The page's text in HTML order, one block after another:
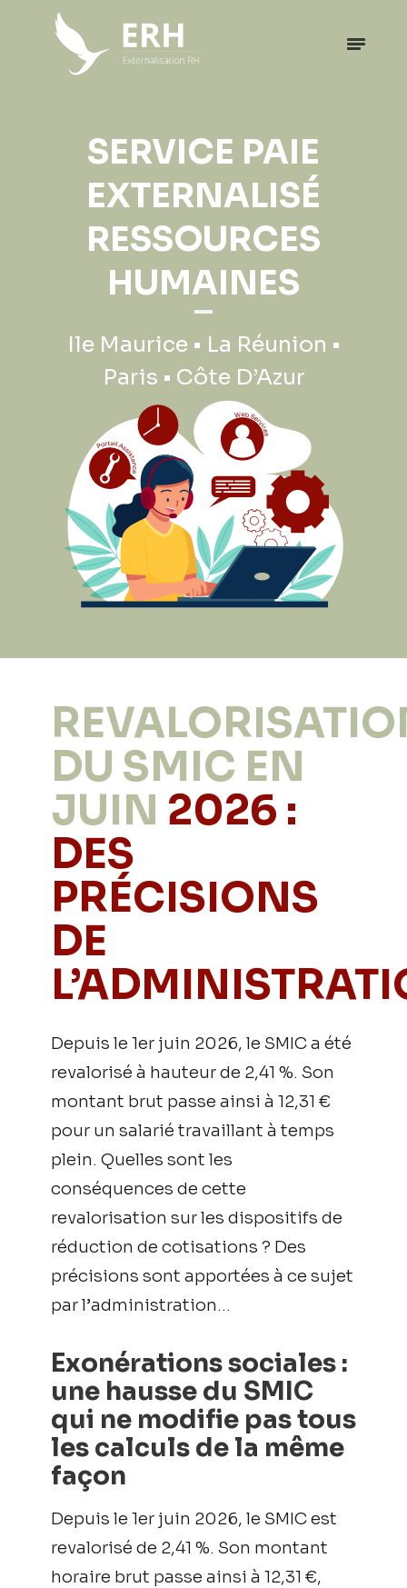
SERVICE PAIE
EXTERNALISÉ
RESSOURCES
HUMAINES
Ile Maurice • La Réunion •
Paris • Côte D’Azur
EXPATRIATION
PROFESSIONNELLE
Ile Maurice • La Réunion •
Paris • Côte D’Azur
DU SMIC EN
JUIN 2026 :
DES
PRÉCISIONS
DE
Depuis le 1er juin 2026, le SMIC a été
revalorisé à hauteur de 2,41 %. Son
montant brut passe ainsi à 12,31 €
pour un salarié travaillant à temps
plein. Quelles sont les
conséquences de cette
revalorisation sur les dispositifs de
réduction de cotisations ? Des
précisions sont apportées à ce sujet
par l’administration…
Exonérations sociales :
une hausse du SMIC
qui ne modifie pas tous
les calculs de la même
façon
Depuis le 1er juin 2026, le SMIC est
revalorisé de 2,41 %. Son montant
horaire brut passe ainsi à 12,31 €,